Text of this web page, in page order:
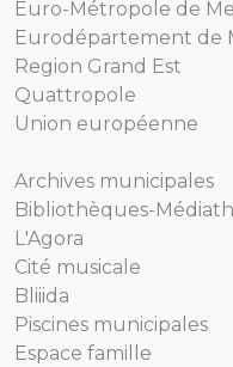
Euro-Métropole de
Eurodépartement de
Region Grand Est
Quattropole
Union européenne
Archives municipales
Bibliothèques-
L'Agora
Cité musicale
Bliiida
Piscines municipales
Espace famille